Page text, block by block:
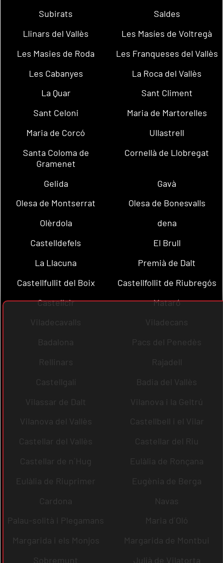
Subirats
Saldes
Llinars del Vallès
Les Masíes de Voltregà
Les Masies de Roda
Les Franqueses del Vallès
Les Cabanyes
La Roca del Vallès
La Quar
Sant Climent
Sant Celoni
Maria de Martorelles
Maria de Corcó
Ullastrell
Santa Coloma de
Gramenet
Cornellà de Llobregat
Gelida
Gavà
Olesa de Montserrat
Olesa de Bonesvalls
Olèrdola
dena
Castelldefels
El Brull
La Llacuna
Premià de Dalt
Castellfullit del Boix
Castellfollit de Riubregós
Castellcir
Mataró
Viladecavalls
Viladecans
Badalona
Pacs del Penedès
Rellinars
Rajadell
Castellgalí
Badia del Vallès
Vilassar de Dalt
Vilanova i la Geltrú
Vilanova del Vallès
Castellbell i el Vilar
Castellar del Vallès
Castellar del Riu
Castellar de n´Hug
Eulàlia de Ronçana
Eulàlia de Riuprimer
Eugènia de Berga
Cardona
Navas
Palau-solità i Plegamans
Maria d´Oló
Margarida i els Monjos
Margarida de Montbui
Sobremunt
Julià de Vilatorta